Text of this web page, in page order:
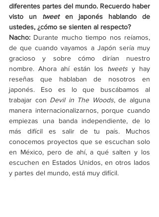
diferentes partes del mundo. Recuerdo haber
visto un tweet en japonés hablando de
ustedes, ¿cómo se sienten al respecto?
Nacho: Durante mucho tiempo nos reíamos,
de que cuando vayamos a Japón sería muy
gracioso y sobre cómo dirían nuestro
nombre. Ahora ahí están los tweets y hay
reseñas que hablaban de nosotros en
japonés. Eso es lo que buscábamos al
trabajar con Devil in The Woods, de alguna
manera internacionalizarnos, porque cuando
empiezas una banda independiente, de lo
más difícil es salir de tu país. Muchos
conocemos proyectos que se escuchan solo
en México, pero de ahí, a qué salten y los
escuchen en Estados Unidos, en otros lados
y partes del mundo, está muy difícil.